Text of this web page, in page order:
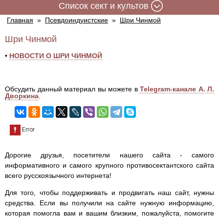
Cписок сект и культов
Главная » Псевдоиндуистские » Шри Чинмой
Шри Чинмой
• НОВОСТИ О ШРИ ЧИНМОЙ
Обсудить данный материал вы можете в Telegram-канале А. Л.
Дворкина
Дорогие друзья, посетители нашего сайта - самого
информативного и самого крупного противосектантского сайта
всего русскоязычного интернета!
Для того, чтобы поддерживать и продвигать наш сайт, нужны
средства. Если вы получили на сайте нужную информацию,
которая помогла вам и вашим близким, пожалуйста, помогите